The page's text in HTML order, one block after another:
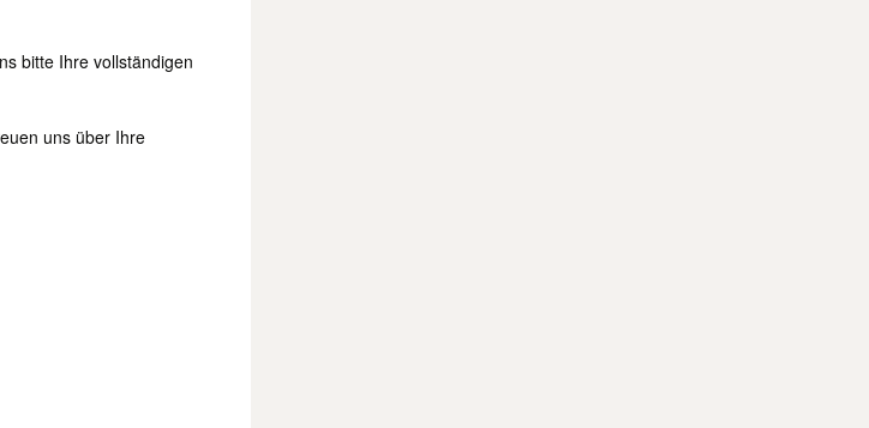
bitte Ihre vollständigen
uns über Ihre